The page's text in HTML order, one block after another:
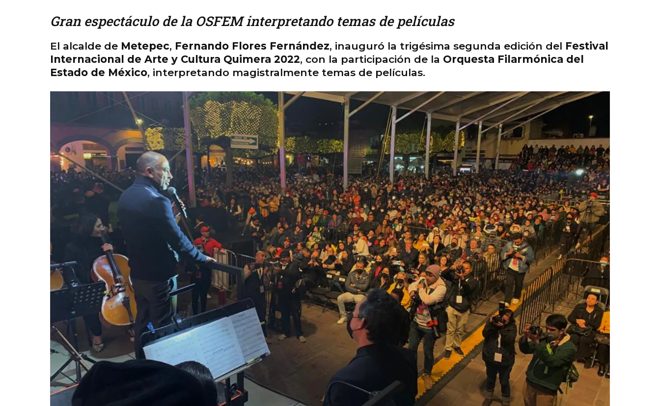
Gran espectáculo de la OSFEM interpretando temas de películas
El alcalde de Metepec, Fernando Flores Fernández, inauguró la trigésima segunda edición del Festival
Internacional de Arte y Cultura Quimera 2022, con la participación de la Orquesta Filarmónica del
Estado de México, interpretando magistralmente temas de películas.